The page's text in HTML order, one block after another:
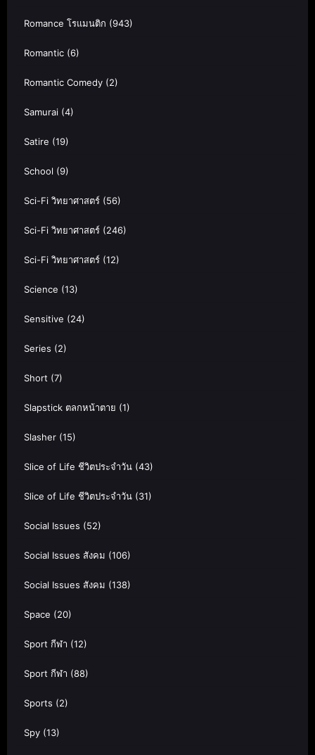
Romance โรแมนติก (943)
Romantic (6)
Romantic Comedy (2)
Samurai (4)
Satire (19)
School (9)
Sci-Fi วิทยาศาสตร์ (56)
Sci-Fi วิทยาศาสตร์ (246)
Sci-Fi วิทยาศาสตร์ (12)
Science (13)
Sensitive (24)
Series (2)
Short (7)
Slapstick ตลกหน้าตาย (1)
Slasher (15)
Slice of Life ชีวิตประจำวัน (43)
Slice of Life ชีวิตประจำวัน (31)
Social Issues (52)
Social Issues สังคม (106)
Social Issues สังคม (138)
Space (20)
Sport กีฬา (12)
Sport กีฬา (88)
Sports (2)
Spy (13)